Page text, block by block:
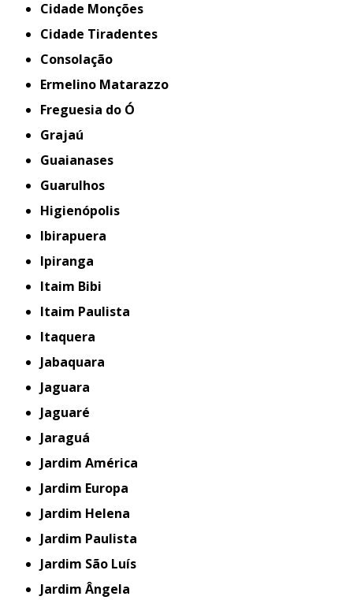
Cidade Monções
Cidade Tiradentes
Consolação
Ermelino Matarazzo
Freguesia do Ó
Grajaú
Guaianases
Guarulhos
Higienópolis
Ibirapuera
Ipiranga
Itaim Bibi
Itaim Paulista
Itaquera
Jabaquara
Jaguara
Jaguaré
Jaraguá
Jardim América
Jardim Europa
Jardim Helena
Jardim Paulista
Jardim São Luís
Jardim Ângela